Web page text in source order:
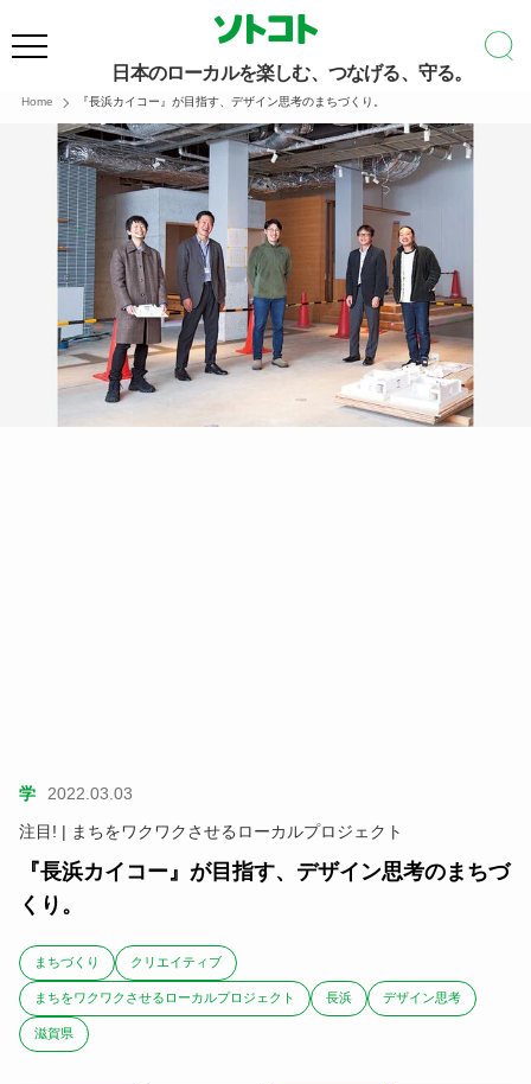
日本のローカルを楽しむ、つなげる、守る。
Home 『長浜カイコー』が目指す、デザイン思考のまちづくり。
学
2022.03.03
注目! | まちをワクワクさせるローカルプロジェクト
『長浜カイコー』が目指す、デザイン思考のまちづ
くり。
まちづくり クリエイティブ
まちをワクワクさせるローカルプロジェクト 長浜 デザイン思考
滋賀県